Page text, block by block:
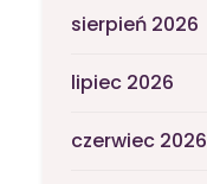
sierpień 2026
lipiec 2026
czerwiec 2026